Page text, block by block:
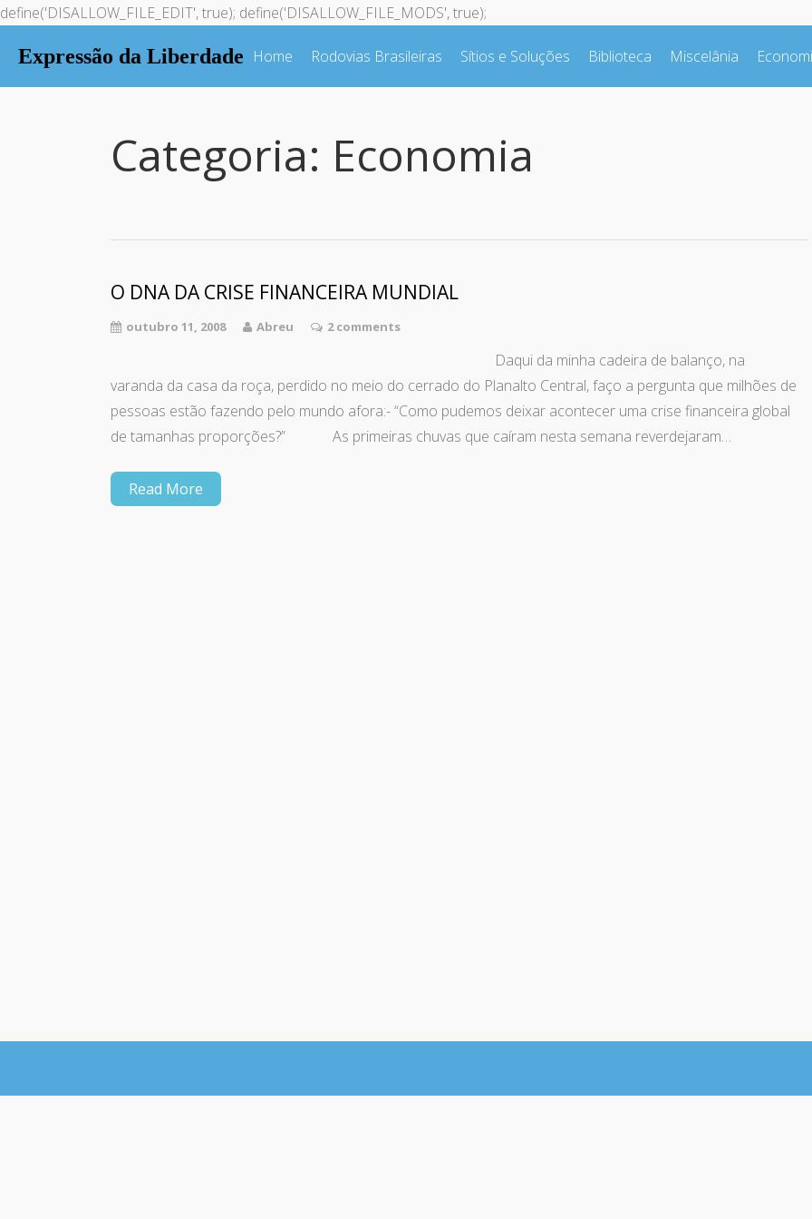
define('DISALLOW_FILE_EDIT', true); define('DISALLOW_FILE_MODS', true);
Expressão da Liberdade Home Rodovias Brasileiras Sítios e Soluções Biblioteca Miscelânia
Categoria: Economia
O DNA DA CRISE FINANCEIRA MUNDIAL
outubro 11, 2008 Abreu 2 comments
Daqui da minha cadeira de balanço, na
varanda da casa da roça, perdido no meio do cerrado do Planalto Central, faço a pergunta que milhões de
pessoas estão fazendo pelo mundo afora:- “Como pudemos deixar acontecer uma crise financeira global
de tamanhas proporções?” As primeiras chuvas que caíram nesta semana reverdejaram…
Read More